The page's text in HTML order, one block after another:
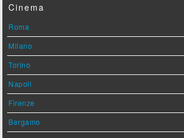
Cinema
Roma
Milano
Torino
Napoli
Firenze
Bergamo